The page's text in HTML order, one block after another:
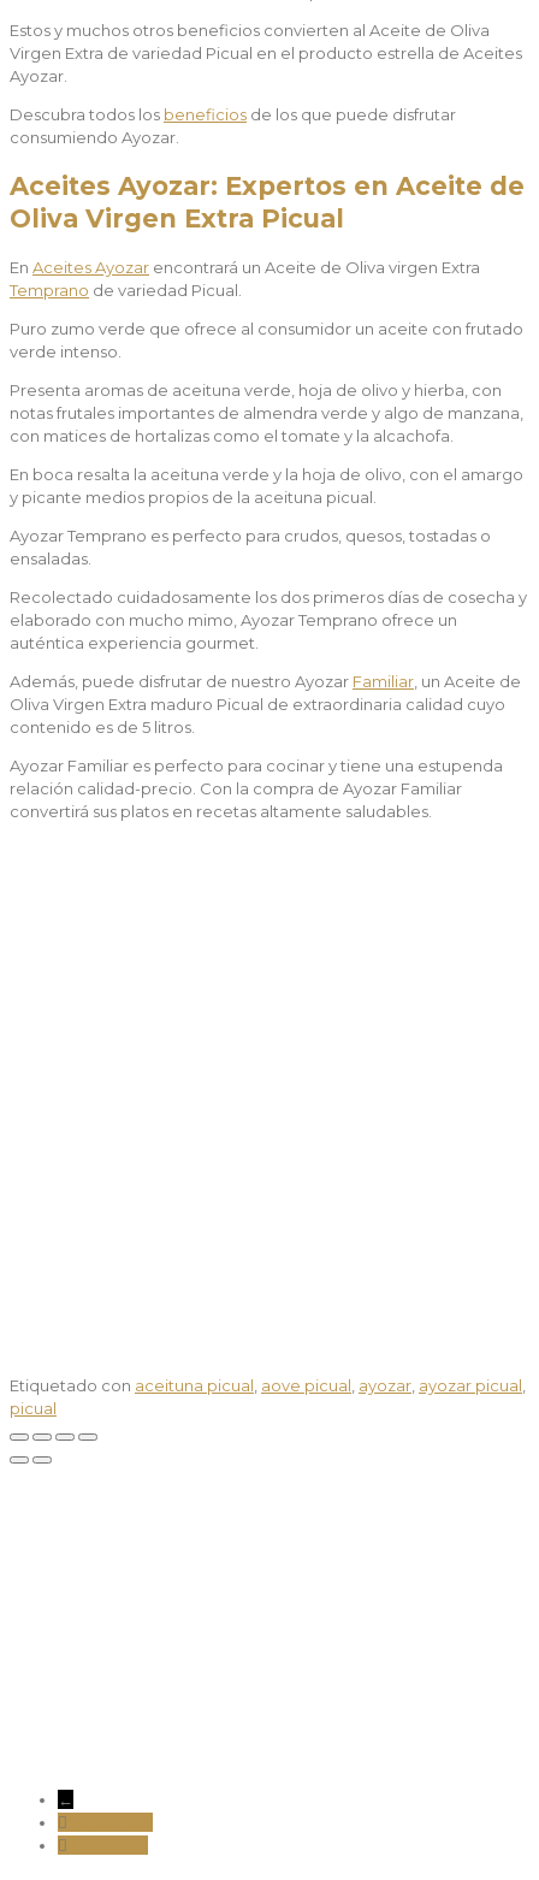
Estos y muchos otros beneficios convierten al Aceite de Oliva
Virgen Extra de variedad Picual en el producto estrella de Aceites
Ayozar.
Descubra todos los beneficios de los que puede disfrutar
consumiendo Ayozar.
Aceites Ayozar: Expertos en Aceite de
Oliva Virgen Extra Picual
En Aceites Ayozar encontrará un Aceite de Oliva virgen Extra
Temprano de variedad Picual.
Puro zumo verde que ofrece al consumidor un aceite con frutado
verde intenso.
Presenta aromas de aceituna verde, hoja de olivo y hierba, con
notas frutales importantes de almendra verde y algo de manzana,
con matices de hortalizas como el tomate y la alcachofa.
En boca resalta la aceituna verde y la hoja de olivo, con el amargo
y picante medios propios de la aceituna picual.
Ayozar Temprano es perfecto para crudos, quesos, tostadas o
ensaladas.
Recolectado cuidadosamente los dos primeros días de cosecha y
elaborado con mucho mimo, Ayozar Temprano ofrece un
auténtica experiencia gourmet.
Además, puede disfrutar de nuestro Ayozar Familiar , un Aceite de
Oliva Virgen Extra maduro Picual de extraordinaria calidad cuyo
contenido es de 5 litros.
Ayozar Familiar es perfecto para cocinar y tiene una estupenda
relación calidad-precio. Con la compra de Ayozar Familiar
convertirá sus platos en recetas altamente saludables.
Etiquetado con aceituna picual aove picual ayozar ayozar picual
picual
←